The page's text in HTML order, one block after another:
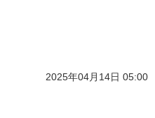
2025年04月14日 05:00